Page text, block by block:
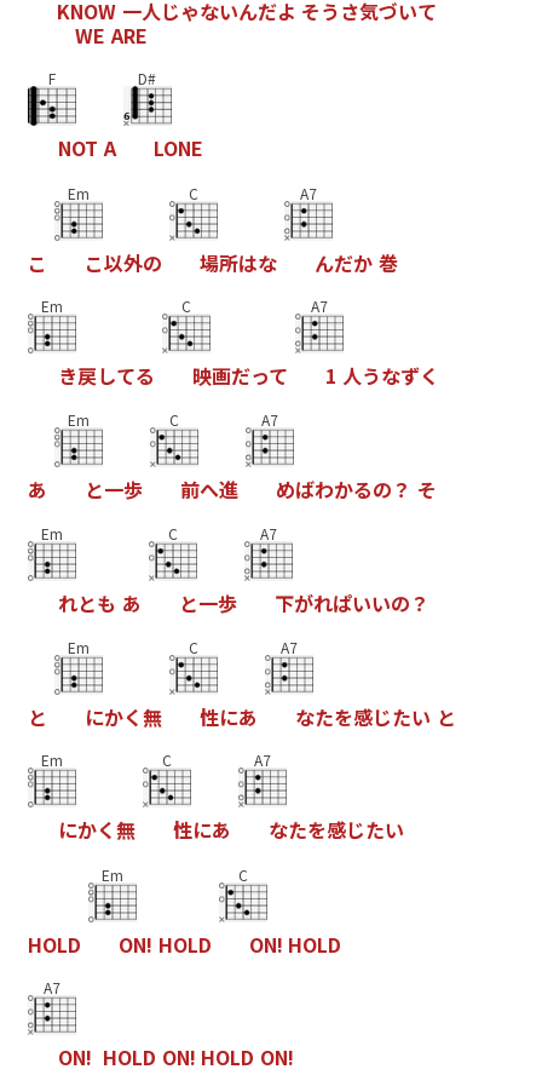
KNOW 一人じゃないんだよ そう さ気づいて
WE ARE
F
NOT A
D#
LONE
こ
Em
こ以外の
C
場所はな
A7
んだか 巻
Em
き戻してる
C
映画だって
A7
1 人うなずく
あ
Em
と一歩
C
前へ進
A7
めばわかるの ？ そ
Em
れとも あ
C
と一歩
A7
下がれぱいいの ？
と
Em
にかく無
C
性にあ
A7
なたを感じたい と
Em
にかく無
C
性にあ
A7
なたを感じたい
HOLD
Em
ON! HOLD
C
ON! HOLD
A7
ON! HOLD ON! HOLD ON!